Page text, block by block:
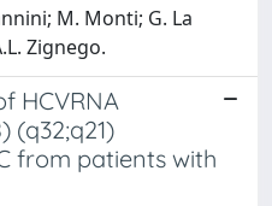
M. Monti; G. La
Zignego.
HCVRNA
(q32;q21)
from patients with